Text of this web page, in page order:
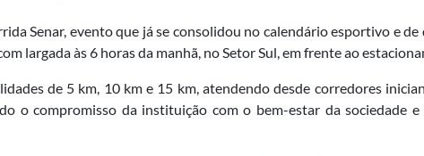
Senar, evento que já se consolidou no calendário esportivo e
largada às 6 horas da manhã, no Setor Sul, em frente ao
de 5 km, 10 km e 15 km, atendendo desde corredores
o compromisso da instituição com o bem-estar da sociedade